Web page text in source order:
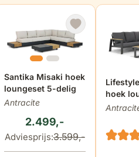
gekozen opties op de
Santika Misaki hoek
loungeset 5-delig
Antracite
De prijs is afhankelijk van de
2.499,-
Adviesprijs:3.599,-
hoek
delig
De